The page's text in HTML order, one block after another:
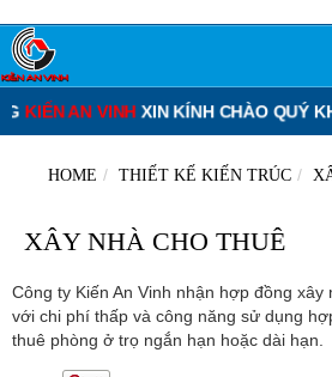
AN VINHXIN KÍNH CHÀO QUÝ
HOME THIẾT KẾ KIẾN TRÚC
XÂY NHÀ CHO THUÊ
Công ty Kiến An Vinh nhận hợp đồng
với chi phí thấp và công năng sử dụng
thuê phòng ở trọ ngắn hạn hoặc dài hạn.